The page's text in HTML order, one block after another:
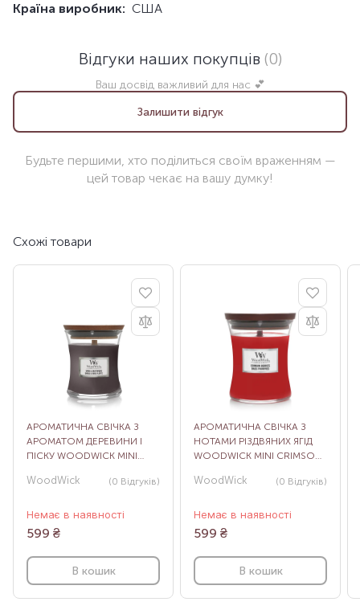
Країна виробник: США
Відгуки наших покупців (0)
Ваш досвід важливий для нас 💕
Залишити відгук
Будьте першими, хто поділиться своїм враженням —
цей товар чекає на вашу думку!
Схожі товари
АРОМАТИЧНА СВІЧКА З
АРОМАТОМ ДЕРЕВИНИ І
ПІСКУ WOODWICK MINI
WoodWick (0 Відгуків)
Немає в наявності
599 ₴
В кошик
АРОМАТИЧНА СВІЧКА З
НОТАМИ РІЗДВЯНИХ ЯГІД
WOODWICK MINI CRIMSON
WoodWick (0 Відгуків)
Немає в наявності
599 ₴
В кошик